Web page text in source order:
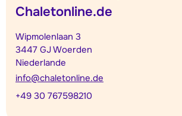
Chaletonline.de
Wipmolenlaan 3
3447 GJ Woerden
Niederlande
info@chaletonline.de
+49 30 767598210